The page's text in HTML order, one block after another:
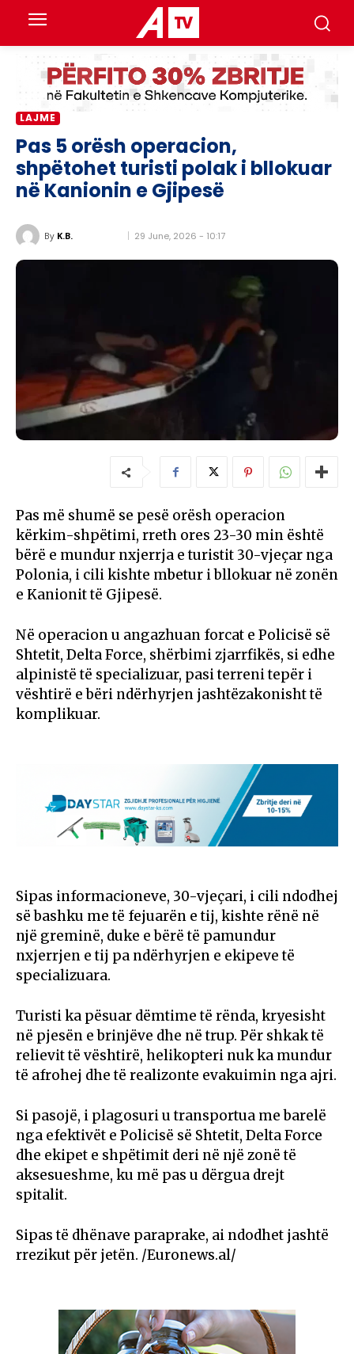
LAJME
Pas 5 orësh operacion,
shpëtohet turisti polak i bllokuar
në Kanionin e Gjipesë
By K.B. 29 June, 2026 - 10:17
Pas më shumë se pesë orësh operacion
kërkim-shpëtimi, rreth ores 23-30 min është
bërë e mundur nxjerrja e turistit 30-vjeçar nga
Polonia, i cili kishte mbetur i bllokuar në zonën
e Kanionit të Gjipesë.
Në operacion u angazhuan forcat e Policisë së
Shtetit, Delta Force, shërbimi zjarrfikës, si edhe
alpinistë të specializuar, pasi terreni tepër i
vështirë e bëri ndërhyrjen jashtëzakonisht të
komplikuar.
Sipas informacioneve, 30-vjeçari, i cili ndodhej
së bashku me të fejuarën e tij, kishte rënë në
një greminë, duke e bërë të pamundur
nxjerrjen e tij pa ndërhyrjen e ekipeve të
specializuara.
Turisti ka pësuar dëmtime të rënda, kryesisht
në pjesën e brinjëve dhe në trup. Për shkak të
relievit të vështirë, helikopteri nuk ka mundur
të afrohej dhe të realizonte evakuimin nga ajri.
Si pasojë, i plagosuri u transportua me barelë
nga efektivët e Policisë së Shtetit, Delta Force
dhe ekipet e shpëtimit deri në një zonë të
aksesueshme, ku më pas u dërgua drejt
spitalit.
Sipas të dhënave paraprake, ai ndodhet jashtë
rrezikut për jetën. /Euronews.al/